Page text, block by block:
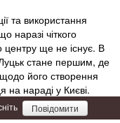
та використання
наразі чіткого
центру ще не існує. В
Луцьк стане першим, де
його створення
на нараді у Києві.
Повідомити